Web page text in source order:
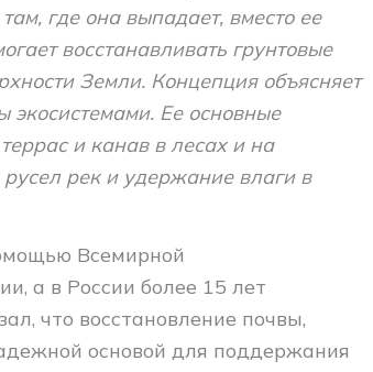
где она выпадает, вместо ее
восстанавливать грунтовые
Земли. Концепция объясняет
экосистемами. Ее основные
и канав в лесах и на
русел рек и удержание влаги в
Всемирной
а в России более 15 лет
что восстановление почвы,
основой для поддержания